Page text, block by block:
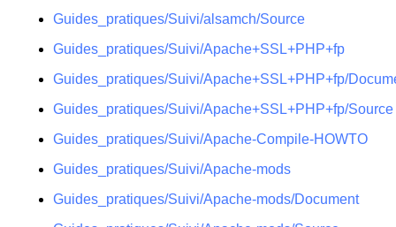
Guides_pratiques/Suivi/alsamch/Source
Guides_pratiques/Suivi/Apache+SSL+PHP+fp
Guides_pratiques/Suivi/Apache+SSL+PHP+fp/
Guides_pratiques/Suivi/Apache+SSL+PHP+fp/Source
Guides_pratiques/Suivi/Apache-Compile-HOWTO
Guides_pratiques/Suivi/Apache-mods
Guides_pratiques/Suivi/Apache-mods/Document